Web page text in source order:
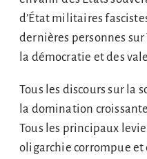
d’État militaires
dernières personnes
la démocratie et des
Tous les discours sur la
la domination
Tous les principaux
oligarchie corrompue et